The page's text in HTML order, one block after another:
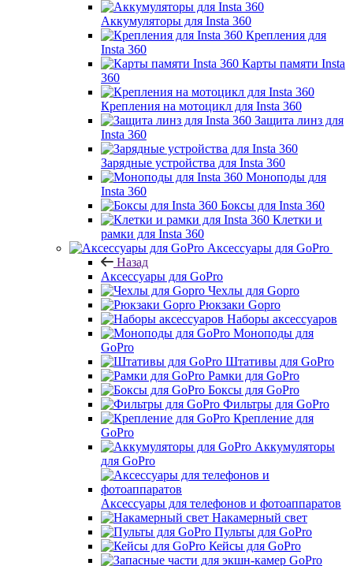
Аккумуляторы для Insta 360
Крепления для
Insta 360
Карты памяти Insta
360
Крепления на мотоцикл для Insta 360
Защита линз для
Insta 360
Зарядные устройства для Insta 360
Моноподы для
Insta 360
Боксы для Insta 360
Клетки и
рамки для Insta 360
Аксессуары для GoPro
Назад
Аксессуары для GoPro
Чехлы для Gopro
Рюкзаки Gopro
Наборы аксессуаров
Моноподы для
GoPro
Штативы для GoPro
Рамки для GoPro
Боксы для GoPro
Фильтры для GoPro
Крепление для
GoPro
Аккумуляторы
для GoPro
Аксессуары для телефонов и фотоаппаратов
Накамерный свет
Пульты для GoPro
Кейсы для GoPro